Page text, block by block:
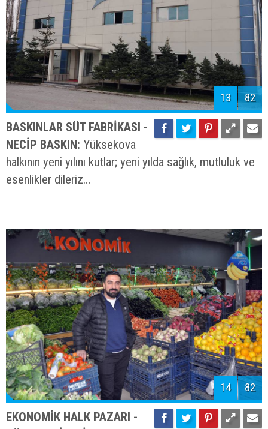
13 82
BASKINLAR SÜT FABRİKASI -
NECİP BASKIN: Yüksekova
halkının yeni yılını kutlar; yeni yılda sağlık, mutluluk ve
esenlikler dileriz…
14 82
EKONOMİK HALK PAZARI -